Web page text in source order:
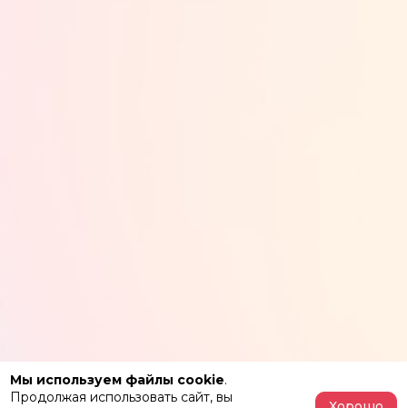
Мы используем файлы cookie.
Продолжая использовать сайт, вы